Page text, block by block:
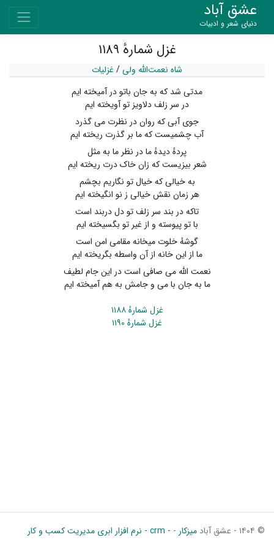
عشق آباد
دنیای شعر و ادبیات
غزل شمارهٔ ۱۱۸۹
شاه نعمت‌الله ولی/ غزلیات
مدتی شد که به جان باتو در آمیخته ایم
در سر زلف دلاویز تو آویخته ایم
جوی آبی که روان در نظرت می گذرد
آب چشمیست که ما بر گذرت ریخته ایم
پردهٔ دیدهٔ ما در نظر ما به مثل
شعر بیزیست که زان خاک درت ریخته ایم
به خیالی که خیال تو نگاریم بچشم
هر زمان نقش خیالی ز نو انگیخته ایم
تاکه در بند سر زلف تو دل دربند است
با تو پیوسته و از غیر تو بگسیخته ایم
گوشهٔ خلوت میخانه مقامی امن است
ما از این خانه از آن واسطه بگریخته ایم
نعمت الله می صافی است در این جام لطیف
ما به جان با می و جامش به هم آمیخته ایم
غزل شمارهٔ ۱۱۸۸
غزل شمارهٔ ۱۱۹۰
© ۱۴۰۴ - عشق آباد میزکار - - crm - نرم افزار ابری مدیریت کسب و کار